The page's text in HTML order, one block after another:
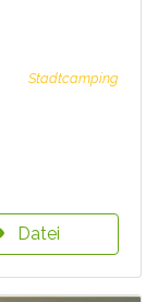
Stadtcamping
Datei